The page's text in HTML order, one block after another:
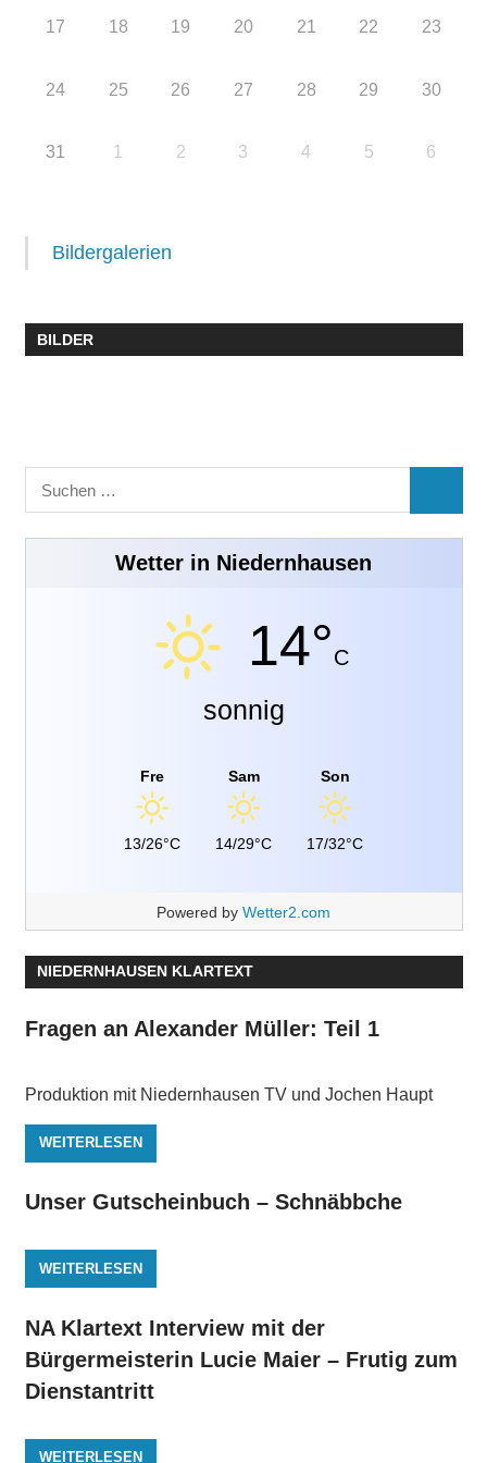
17 18 19 20 21 22 23
24 25 26 27 28 29 30
31 1 2 3 4 5 6
Bildergalerien
BILDER
Suchen
nach:
Wetter in Niedernhausen
14°C
sonnig
Fre
13/26°C
Sam
14/29°C
Son
17/32°C
Powered by Wetter2.com
NIEDERNHAUSEN KLARTEXT
Fragen an Alexander Müller: Teil 1
Produktion mit Niedernhausen TV und Jochen Haupt
WEITERLESEN
Unser Gutscheinbuch – Schnäbbche
WEITERLESEN
NA Klartext Interview mit der
Bürgermeisterin Lucie Maier – Frutig zum
Dienstantritt
WEITERLESEN